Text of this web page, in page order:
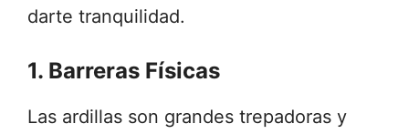
darte tranquilidad.
1. Barreras Físicas
Las ardillas son grandes trepadoras y